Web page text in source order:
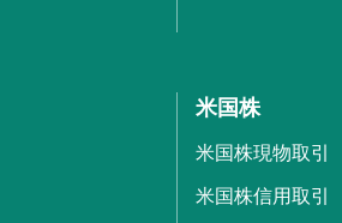
米国株
米国株現物取引
米国株信用取引